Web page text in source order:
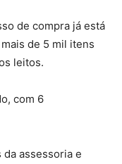
de compra já está
de 5 mil itens
leitos.
com 6
assessoria e